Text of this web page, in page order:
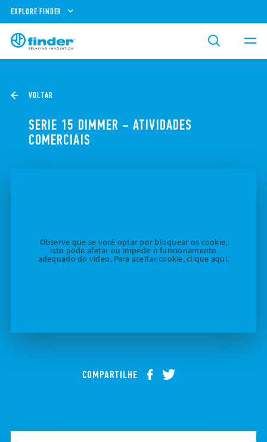
EXPLORE FINDER
VOLTAR
SERIE 15 DIMMER – ATIVIDADES
COMERCIAIS
Observe que se você optar por bloquear os cookie,
isto pode afetar ou impedir o funcionamento
adequado do vídeo. Para aceitar cookie, clique aqui.
COMPARTILHE